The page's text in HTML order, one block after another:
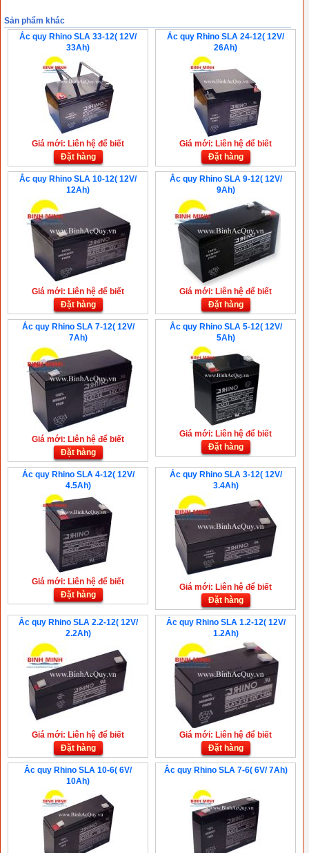
Sản phẩm khác
Ắc quy Rhino SLA 33-12( 12V/
33Ah)
Giá mới: Liên hệ để biết
Đặt hàng
Ắc quy Rhino SLA 24-12( 12V/
26Ah)
Giá mới: Liên hệ để biết
Đặt hàng
Ắc quy Rhino SLA 10-12( 12V/
12Ah)
Giá mới: Liên hệ để biết
Đặt hàng
Ắc quy Rhino SLA 9-12( 12V/
9Ah)
Giá mới: Liên hệ để biết
Đặt hàng
Ắc quy Rhino SLA 7-12( 12V/
7Ah)
Giá mới: Liên hệ để biết
Đặt hàng
Ắc quy Rhino SLA 5-12( 12V/
5Ah)
Giá mới: Liên hệ để biết
Đặt hàng
Ắc quy Rhino SLA 4-12( 12V/
4.5Ah)
Giá mới: Liên hệ để biết
Đặt hàng
Ắc quy Rhino SLA 3-12( 12V/
3.4Ah)
Giá mới: Liên hệ để biết
Đặt hàng
Ắc quy Rhino SLA 2.2-12( 12V/
2.2Ah)
Giá mới: Liên hệ để biết
Đặt hàng
Ắc quy Rhino SLA 1.2-12( 12V/
1.2Ah)
Giá mới: Liên hệ để biết
Đặt hàng
Ắc quy Rhino SLA 10-6( 6V/
10Ah)
Ắc quy Rhino SLA 7-6( 6V/ 7Ah)